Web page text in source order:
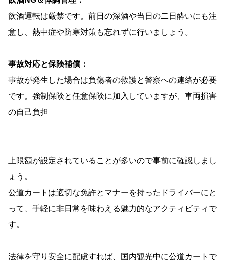
飲酒運転は厳禁です。前日の深酒や当日の二日酔いにも注
意し、熱中症や防寒対策も忘れずに行いましょう。
事故対応と保険補償：
事故が発生した場合は負傷者の救護と警察への連絡が必要
です。強制保険と任意保険に加入していますが、車両損害
の自己負担
上限額が設定されていることが多いので事前に確認しまし
ょう。
公道カートは適切な免許とマナーを持ったドライバーにと
って、手軽に非日常を味わえる魅力的なアクティビティで
す。
法律を守り安全に配慮すれば、国内観光中に公道カートで